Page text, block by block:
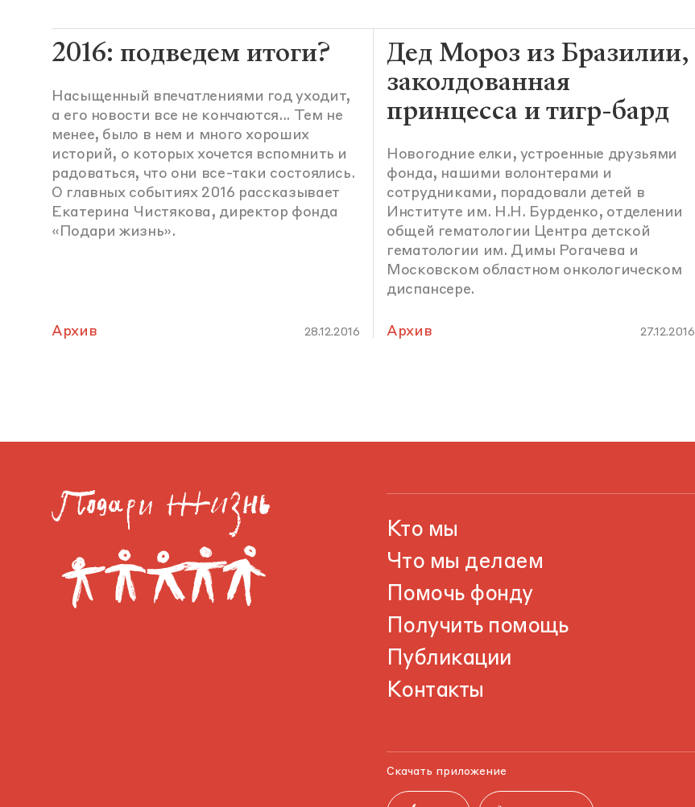
2016: подведем итоги?
Насыщенный впечатлениями год уходит,
а его новости все не кончаются... Тем не
менее, было в нем и много хороших
историй, о которых хочется вспомнить и
радоваться, что они все-таки состоялись.
О главных событиях 2016 рассказывает
Екатерина Чистякова, директор фонда
«Подари жизнь».
Архив 28.12.2016
Дед Мороз из Бразилии,
заколдованная
принцесса и тигр-бард
Новогодние елки, устроенные друзьями
фонда, нашими волонтерами и
сотрудниками, порадовали детей в
Институте им. Н.Н. Бурденко, отделении
общей гематологии Центра детской
гематологии им. Димы Рогачева и
Московском областном онкологическом
диспансере.
Архив 27.12.2016
Кто мы
Что мы делаем
Помочь фонду
Получить помощь
Публикации
Контакты
Скачать приложение